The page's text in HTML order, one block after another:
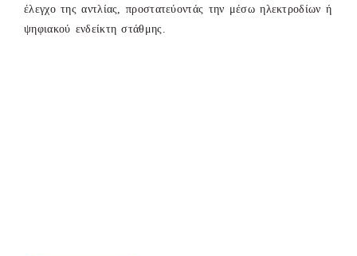
έλεγχο της αντλίας, προστατεύοντάς την μέσω ηλεκτροδίων ή
ψηφιακού ενδείκτη στάθμης.